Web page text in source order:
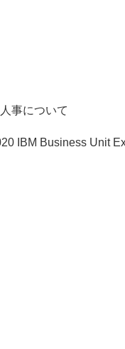
事について
IBM Business Unit